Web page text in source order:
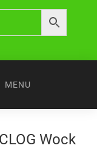
MENU
Wock